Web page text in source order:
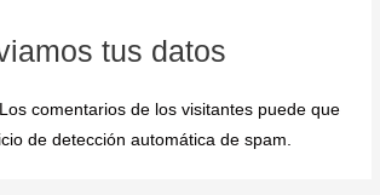
tus datos
Los comentarios de los visitantes puede que
de detección automática de spam.